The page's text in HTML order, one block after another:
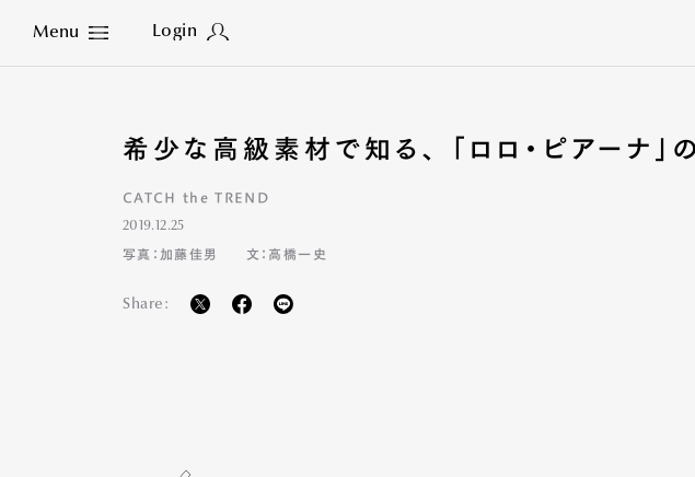
Menu Login
Close
希少な高級素材で知る、 「ロロ・ピアーナ
CATCH the TREND
2019.12.25
写真：加藤佳男 文：高橋一史
Share: